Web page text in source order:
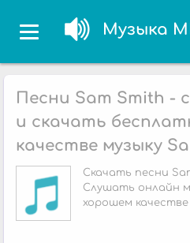
Музыка
Песни Sam Smith -
и скачать
качестве музыку
Скачать песни
Слушать онлайн
хорошем